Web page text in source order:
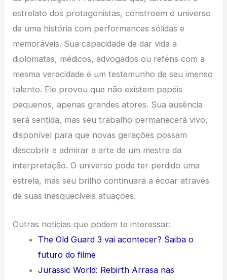
estrelato dos protagonistas, constroem o universo
de uma história com performances sólidas e
memoráveis. Sua capacidade de dar vida a
diplomatas, médicos, advogados ou reféns com a
mesma veracidade é um testemunho de seu imenso
talento. Ele provou que não existem papéis
pequenos, apenas grandes atores. Sua ausência
será sentida, mas seu trabalho permanecerá vivo,
disponível para que novas gerações possam
descobrir e admirar a arte de um mestre da
interpretação. O universo pode ter perdido uma
estrela, mas seu brilho continuará a ecoar através
de suas inesquecíveis atuações.
Outras noticias que podem te interessar:
The Old Guard 3 vai acontecer? Saiba o
futuro do filme
Jurassic World: Rebirth Arrasa nas